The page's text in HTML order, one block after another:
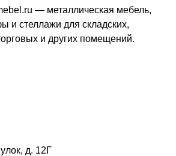
— металлическая мебель,
и стеллажи для складских,
и других помещений.
д. 12Г